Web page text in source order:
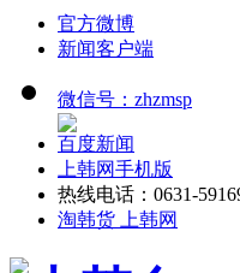
官方微博
新闻客户端
微信号：zhzmsp
百度新闻
上韩网手机版
热线电话：0631-
淘韩货 上韩网